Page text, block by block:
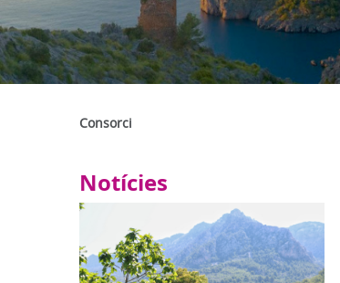
Consorci
Notícies